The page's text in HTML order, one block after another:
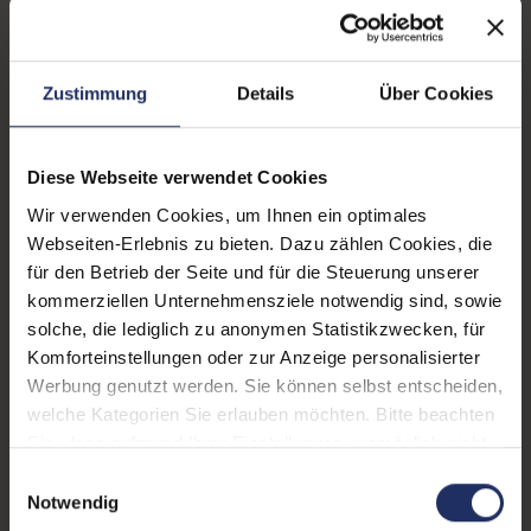
Zustimmung Details Über Cookies
Diese Webseite verwendet Cookies
Wir verwenden Cookies, um Ihnen ein optimales
Webseiten-Erlebnis zu bieten. Dazu zählen Cookies, die
für den Betrieb der Seite und für die Steuerung unserer
kommerziellen Unternehmensziele notwendig sind, sowie
solche, die lediglich zu anonymen Statistikzwecken, für
Komforteinstellungen oder zur Anzeige personalisierter
Werbung genutzt werden. Sie können selbst entscheiden,
welche Kategorien Sie erlauben möchten. Bitte beachten
Sie, dass aufgrund Ihrer Einstellungen, womöglich nicht
Weitere Informationen finden Sie in
Notwendig
Zustand: Gebraucht
Datenspeicher: 512 GB SSD
Prozessor: Apple M1 @ 3,2 GHz
GTIN/EAN: 0194252165751
Maße (LxBxH): 212,4 x 304,1 x 15,6 mm
Gewicht: 1,4 kg